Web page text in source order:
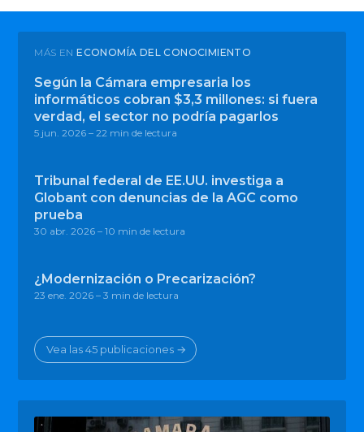
MÁS EN ECONOMÍA DEL CONOCIMIENTO
Según la Cámara empresaria los
informáticos cobran $3,3 millones: si fuera
verdad, el sector no podría pagarlos
5 jun. 2026 – 22 min de lectura
Tribunal federal de EE.UU. investiga a
Globant con denuncias de la AGC como
prueba
30 abr. 2026 – 10 min de lectura
¿Modernización o Precarización?
23 ene. 2026 – 3 min de lectura
Vea las 45 publicaciones →